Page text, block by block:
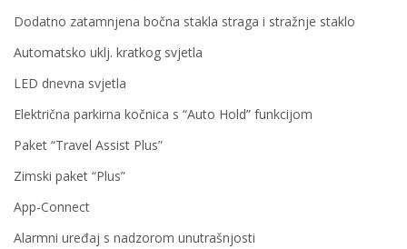
Dodatno zatamnjena bočna stakla straga i stražnje staklo
Automatsko uklj. kratkog svjetla
LED dnevna svjetla
Električna parkirna kočnica s “Auto Hold” funkcijom
Paket “Travel Assist Plus”
Zimski paket “Plus”
App-Connect
Alarmni uređaj s nadzorom unutrašnjosti